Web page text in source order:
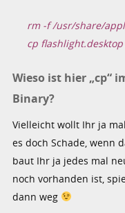
rm -f /usr/share/
cp
Wieso ist hier „cp“
Binary?
Vielleicht wollt Ihr ja
es doch Schade, wenn
baut Ihr ja jedes mal
noch vorhanden ist,
dann weg